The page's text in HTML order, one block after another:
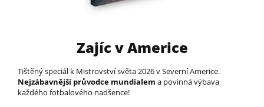
Zajíc v Americe
Tištěný speciál k Mistrovství světa 2026 v Severní Americe.
Nejzábavnější průvodce mundialem a povinná výbava
každého fotbalového nadšence!